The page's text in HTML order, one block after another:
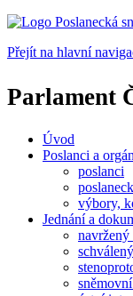
Přejít na hlavní
Parlament
Úvod
Poslanci a
poslanci
výbory,
Jednání a
navržený